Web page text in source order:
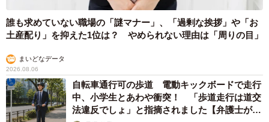
誰も求めていない職場の「謎マナー」、「過剰な挨拶」や「お
土産配り」を抑えた1位は？ やめられない理由は「周りの目」
まいどなデータ
2026.08.06
自転車通行可の歩道 電動キックボードで走行
中、小学生とあわや衝突！ 「歩道走行は道交
法違反でしょ」と指摘されました【弁護士が解